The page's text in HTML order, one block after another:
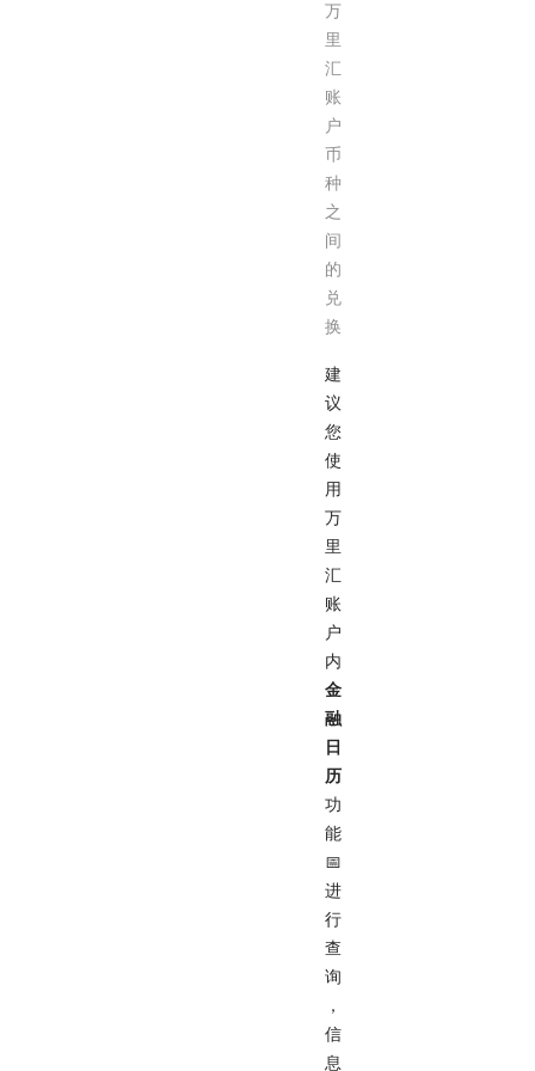
万
里
汇
账
户
币
种
之
间
的
兑
换
建
议
您
使
用
万
里
汇
账
户
内
金
融
日
历
功
能
📅
进
行
查
询
，
信
息